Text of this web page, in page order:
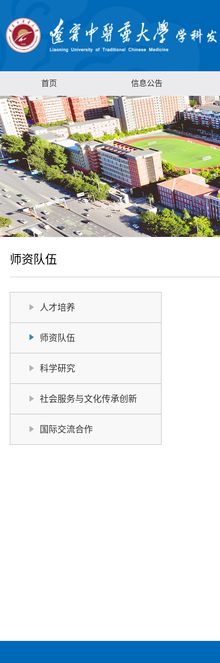
首页 信息公告
师资队伍
人才培养
师资队伍
科学研究
社会服务与文化传承创新
国际交流合作